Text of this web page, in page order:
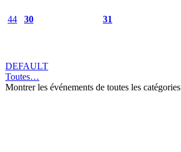
44 30
31
DEFAULT
Toutes…
Montrer les événements de toutes les catégories